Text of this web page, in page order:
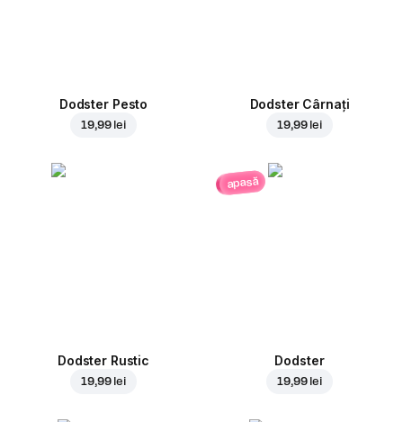
Dodster Pesto
19,99 lei
Dodster Cârnați
19,99 lei
Dodster Rustic
19,99 lei
apasă
Dodster
19,99 lei